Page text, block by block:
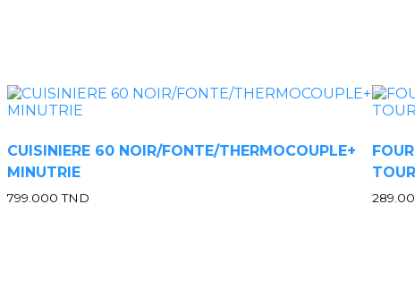
CUISINIERE 60 NOIR/FONTE/THERMOCOUPLE+
MINUTRIE
799.000TND